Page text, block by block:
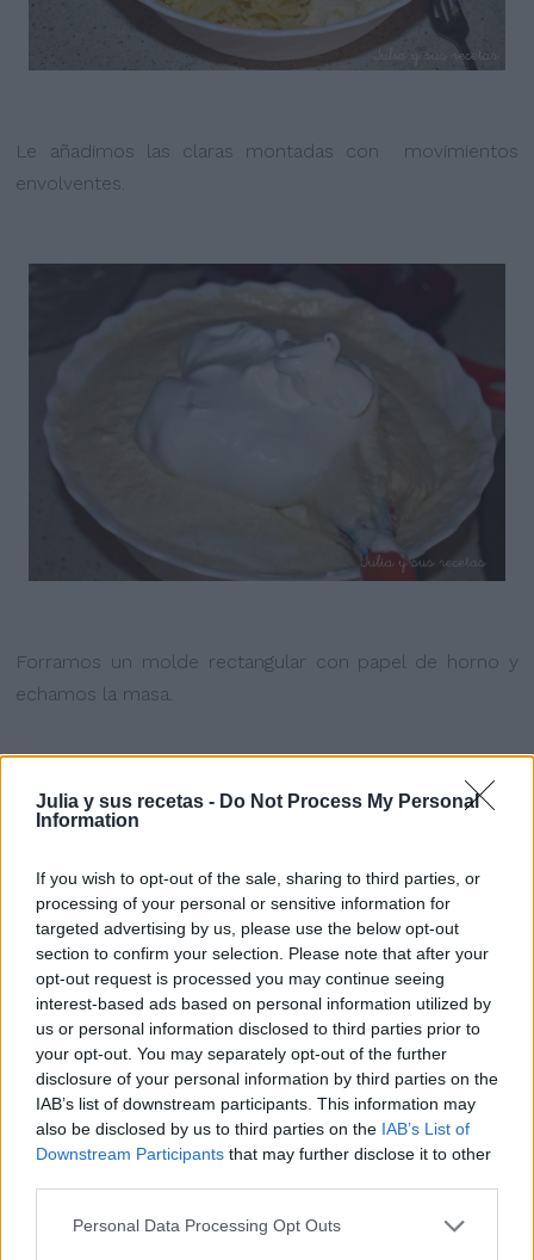
Julia y sus recetas - Do Not Process My Personal
Information
If you wish to opt-out of the sale, sharing to third parties, or
processing of your personal or sensitive information for
targeted advertising by us, please use the below opt-out
section to confirm your selection. Please note that after your
opt-out request is processed you may continue seeing
interest-based ads based on personal information utilized by
us or personal information disclosed to third parties prior to
your opt-out. You may separately opt-out of the further
disclosure of your personal information by third parties on the
IAB’s list of downstream participants. This information may
also be disclosed by us to third parties on the IAB’s List of
Downstream Participants that may further disclose it to other
Personal Data Processing Opt Outs
Le añadimos las claras montadas con movimientos
envolventes.
Forramos un molde rectangular con papel de horno y
echamos la masa.
seco , está lista. Cuando enfríe la espolvoreamos con